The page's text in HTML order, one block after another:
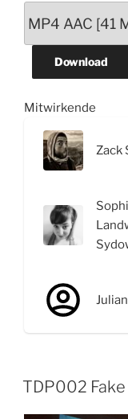
Download
Mitwirkende
Zack
TDP002